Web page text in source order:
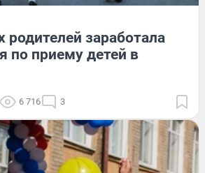
заработала
по приему детей в
6 716 3